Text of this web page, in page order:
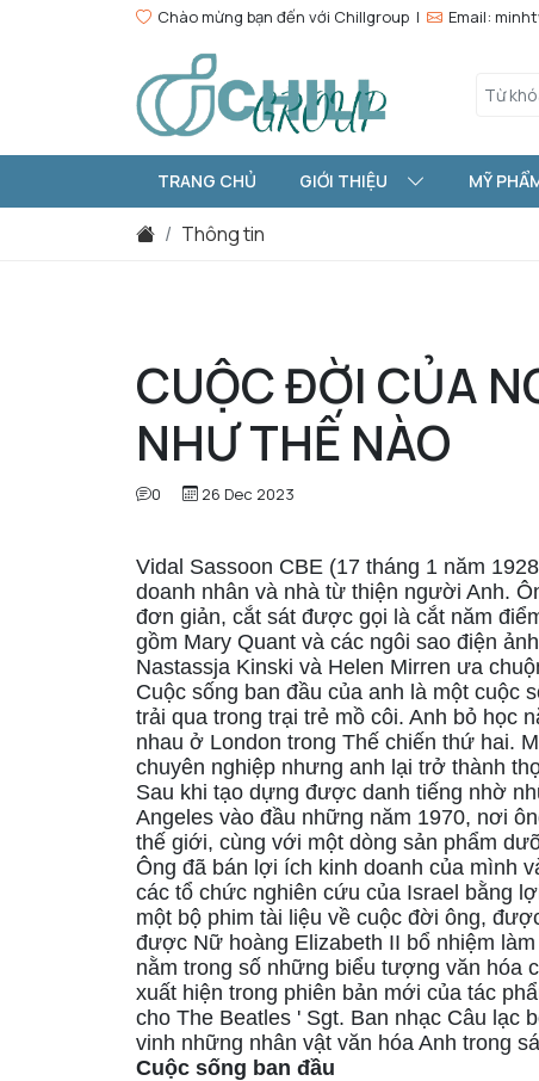
Chào mừng bạn đến với Chillgroup | Email:
TRANG CHỦ GIỚI THIỆU MỸ
Thông tin
CUỘC ĐỜI CỦA
NHƯ THẾ NÀO
0 26 Dec 2023
Vidal Sassoon CBE (17 tháng 1 năm
doanh nhân và nhà từ thiện người Anh.
đơn giản, cắt sát được gọi là cắt năm
gồm Mary Quant và các ngôi sao điện
Nastassja Kinski và Helen Mirren ưa
Cuộc sống ban đầu của anh là một cuộc
trải qua trong trại trẻ mồ côi. Anh bỏ học
nhau ở London trong Thế chiến thứ hai.
chuyên nghiệp nhưng anh lại trở thành
Sau khi tạo dựng được danh tiếng nhờ
Angeles vào đầu những năm 1970, nơi
thế giới, cùng với một dòng sản phẩm
Ông đã bán lợi ích kinh doanh của mình
các tổ chức nghiên cứu của Israel bằng
một bộ phim tài liệu về cuộc đời ông,
được Nữ hoàng Elizabeth II bổ nhiệm
nằm trong số những biểu tượng văn hóa
xuất hiện trong phiên bản mới của tác
cho The Beatles ' Sgt. Ban nhạc Câu lạc
vinh những nhân vật văn hóa Anh trong
Cuộc sống ban đầu